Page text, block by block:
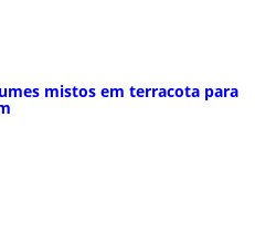
mistos em terracota para